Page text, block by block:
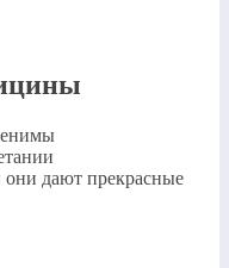
дают прекрасные